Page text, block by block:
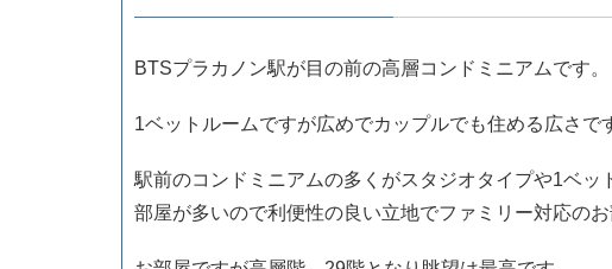
BTSプラカノン駅が目の前の高層コンドミニアムです。
1ベットルームですが広めでカップルでも住める広さで
駅前のコンドミニアムの多くがスタジオタイプや1ベ
部屋が多いので利便性の良い立地でファミリー対応の